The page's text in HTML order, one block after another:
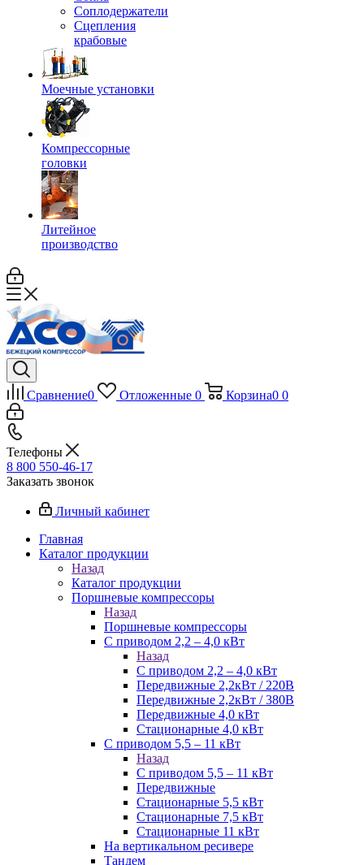
Соплодержатели
Сцепления
крабовые
Моечные установки
Компрессорные
головки
Литейное
производство
Сравнение0 Отложенные 0 Корзина0 0
Телефоны
8 800 550-46-17
Заказать звонок
Личный кабинет
Главная
Каталог продукции
Назад
Каталог продукции
Поршневые компрессоры
Назад
Поршневые компрессоры
С приводом 2,2 – 4,0 кВт
Назад
С приводом 2,2 – 4,0 кВт
Передвижные 2,2кВт / 220В
Передвижные 2,2кВт / 380В
Передвижные 4,0 кВт
Стационарные 4,0 кВт
С приводом 5,5 – 11 кВт
Назад
С приводом 5,5 – 11 кВт
Передвижные
Стационарные 5,5 кВт
Стационарные 7,5 кВт
Стационарные 11 кВт
На вертикальном ресивере
Тандем